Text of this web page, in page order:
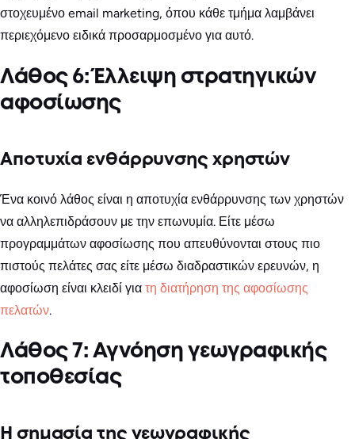
στοχευμένο email marketing, όπου κάθε τμήμα λαμβάνει
περιεχόμενο ειδικά προσαρμοσμένο για αυτό.
Λάθος 6: Έλλειψη στρατηγικών
αφοσίωσης
Αποτυχία ενθάρρυνσης χρηστών
Ένα κοινό λάθος είναι η αποτυχία ενθάρρυνσης των χρηστών
να αλληλεπιδράσουν με την επωνυμία. Είτε μέσω
προγραμμάτων αφοσίωσης που απευθύνονται στους πιο
πιστούς πελάτες σας είτε μέσω διαδραστικών ερευνών, η
αφοσίωση είναι κλειδί για τη διατήρηση της αφοσίωσης
πελατών.
Λάθος 7: Αγνόηση γεωγραφικής
τοποθεσίας
Η σημασία της γεωγραφικής